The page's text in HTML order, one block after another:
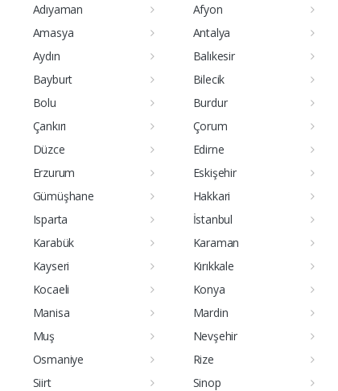
Adıyaman Afyon
Amasya Antalya
Aydın Balıkesir
Bayburt Bilecik
Bolu Burdur
Çankırı Çorum
Düzce Edirne
Erzurum Eskişehir
Gümüşhane Hakkari
Isparta İstanbul
Karabük Karaman
Kayseri Kırıkkale
Kocaeli Konya
Manisa Mardin
Muş Nevşehir
Osmaniye Rize
Siirt Sinop